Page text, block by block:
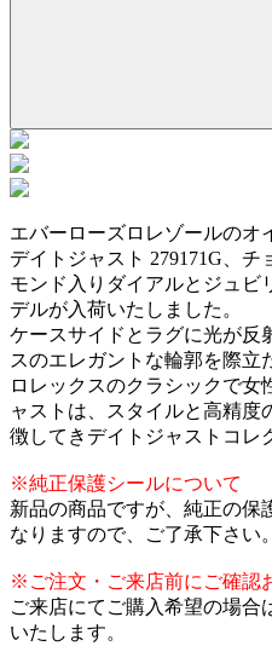
エバーローズロレゾールのオ
デイトジャスト 279171G、
モンド入りダイアルとジュビ
デルが入荷いたしました。
ケースサイドとラグに光が反
スのエレガントな輪郭を際立
ロレックスのクラシックで女
ャストは、スタイルと高精度
徴してきデイトジャストコレ
※純正保護シールについて
新品の商品ですが、純正の保
なりますので、ご了承下さい。
※ご注文・ご来店前にご確認
ご来店にてご購入希望の場合
いたします。